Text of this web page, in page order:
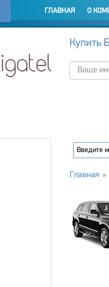
ГЛАВНАЯ О
Купить
Главная